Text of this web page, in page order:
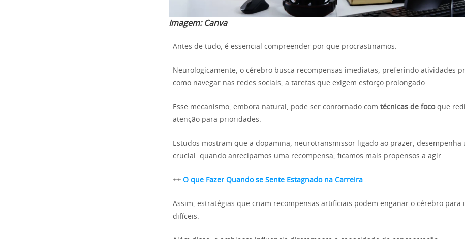
Imagem: Canva
Antes de tudo, é essencial compreender por que procrastinamos.
Neurologicamente, o cérebro busca recompensas imediatas, preferindo atividades
como navegar nas redes sociais, a tarefas que exigem esforço prolongado.
Esse mecanismo, embora natural, pode ser contornado com técnicas de focoque
atenção para prioridades.
Estudos mostram que a dopamina, neurotransmissor ligado ao prazer, desempenha
crucial: quando antecipamos uma recompensa, ficamos mais propensos a agir.
++ O que Fazer Quando se Sente Estagnado na Carreira
Assim, estratégias que criam recompensas artificiais podem enganar o cérebro para
difíceis.